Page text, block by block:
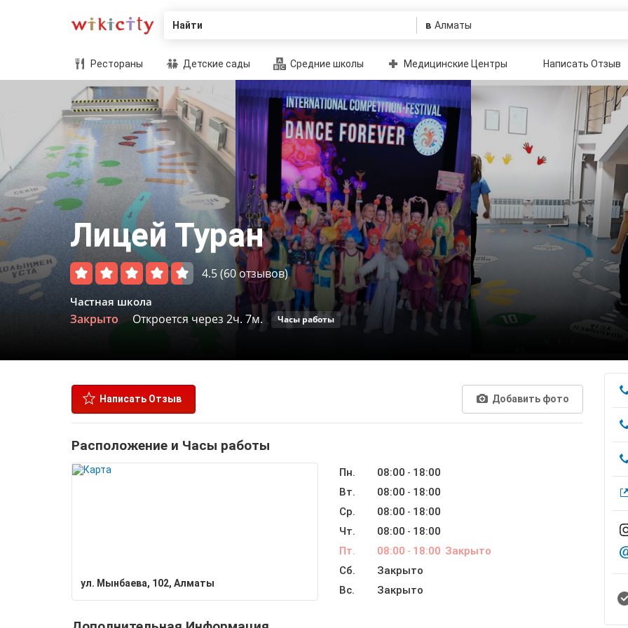
Найти в
Рестораны Детские сады Средние школы Медицинские Центры Написать Отзыв
Лицей Туран
4.5(60 отзывов)
Частная школа
Закрыто Откроется через 2ч. 7м. Часы работы
Написать Отзыв Добавить фото
Расположение и Часы работы
ул. Мынбаева, 102, Алматы
Пн. 08:00 - 18:00
Вт.
08:00 - 18:00
Ср.
08:00 - 18:00
Чт.
08:00 - 18:00
Пт.
08:00 - 18:00 Закрыто
Сб.
Закрыто
Вс.
Закрыто